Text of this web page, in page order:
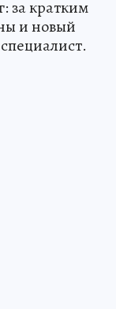
за кратким
и новый